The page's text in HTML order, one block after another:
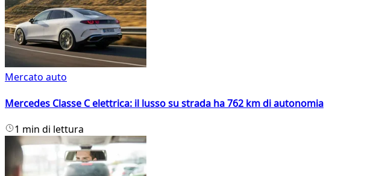
Mercato auto
Mercedes Classe C elettrica: il lusso su strada ha 762 km di autonomia
1 min di lettura